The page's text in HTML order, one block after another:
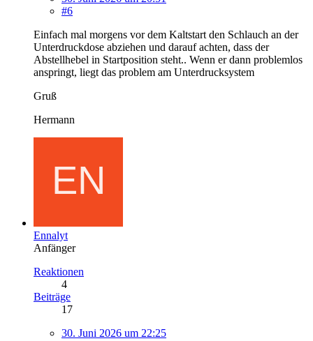
#6
Einfach mal morgens vor dem Kaltstart den Schlauch an der
Unterdruckdose abziehen und darauf achten, dass der
Abstellhebel in Startposition steht.. Wenn er dann problemlos
anspringt, liegt das problem am Unterdrucksystem
Gruß
Hermann
Ennalyt
Anfänger
Reaktionen
4
Beiträge
17
30. Juni 2026 um 22:25